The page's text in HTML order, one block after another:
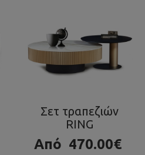
Τραπεζάκι OLA
980.00€